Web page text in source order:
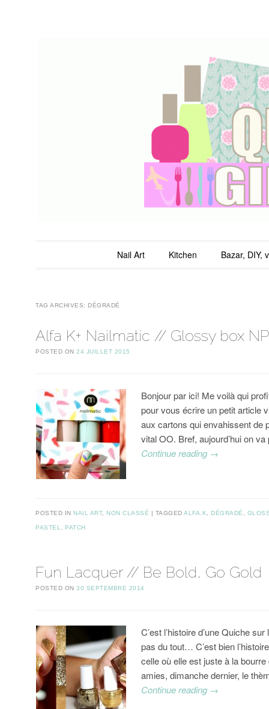
QuicheGirl
Nail Art Kitchen Bazar, DIY,
TAG ARCHIVES: DÉGRADÉ
Alfa K+ Nailmatic // Glossy box
POSTED ON24 JUILLET 2015
Bonjour par ici! Me voilà qui
pour vous écrire un petit article
aux cartons qui envahissent de
vital OO. Bref, aujourd’hui on
Continue reading →
POSTED IN NAIL ART, NON CLASSÉ TAGGEDALFA.K DÉGRADÉ
PASTEL PATCH
Fun Lacquer // Be Bold, Go Gold
POSTED ON30 SEPTEMBRE 2014
C’est l’histoire d’une Quiche
pas du tout… C’est bien
celle où elle est juste à la
amies, dimanche dernier, le
Continue reading →